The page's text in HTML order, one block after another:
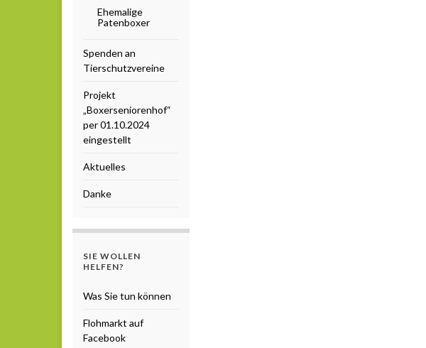
Ehemalige
Patenboxer
Spenden an
Tierschutzvereine
Projekt
„Boxerseniorenhof“
per 01.10.2024
eingestellt
Aktuelles
Danke
SIE WOLLEN
HELFEN?
Was Sie tun können
Flohmarkt auf
Facebook